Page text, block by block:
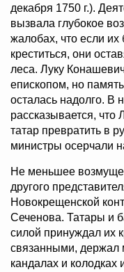
декабря 1750 г.).
вызвала глубокое
жалобах, что если
креститься, они
леса. Луку
епископом, но
осталась надолго. В
рассказывается,
татар превратить в
министры осерчали
Не меньшее
другого
Новокрещенской
Сеченова. Татары и
силой принуждал их
связанными, держал
кандалах и